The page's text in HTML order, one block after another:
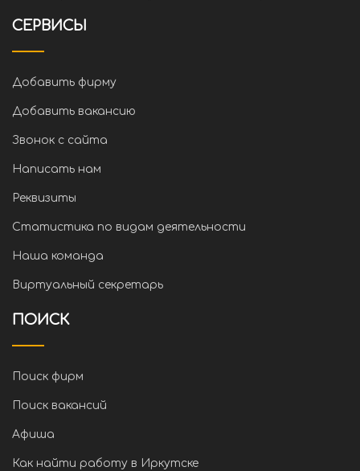
СЕРВИСЫ
Добавить фирму
Добавить вакансию
Звонок с сайта
Написать нам
Реквизиты
Статистика по видам деятельности
Наша команда
Виртуальный секретарь
ПОИСК
Поиск фирм
Поиск вакансий
Афиша
Как найти работу в Иркутске